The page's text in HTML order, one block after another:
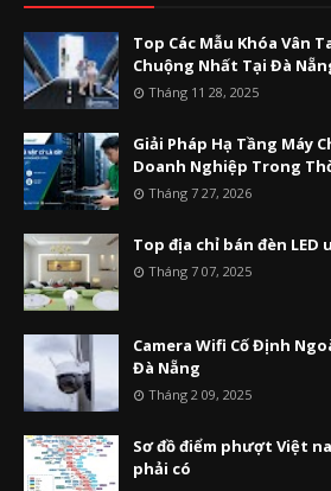
Top Các Mẫu Khóa Vân
Chuộng Nhất Tại Đà
Tháng 11 28, 2025
Giải Pháp Hạ Tầng Máy
Doanh Nghiệp Trong
Tháng 7 27, 2026
Top địa chỉ bán đèn
Tháng 7 07, 2025
Camera Wifi Cố Định
Đà Nẵng
Tháng 2 09, 2025
Sơ đồ điểm phượt Việt
phải có